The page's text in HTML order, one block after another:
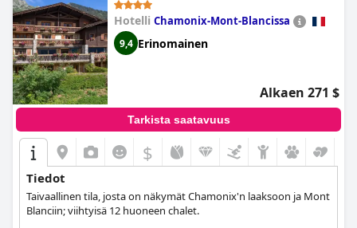
Hotelli Chamonix-Mont-Blancissa
9,4 Erinomainen
Alkaen 271 $
Tarkista saatavuus
$
Tiedot
Taivaallinen tila, josta on näkymät Chamonix'n laaksoon ja Mont
Blanciin; viihtyisä 12 huoneen chalet.